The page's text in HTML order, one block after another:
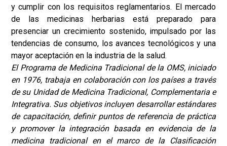
y cumplir con los requisitos reglamentarios. El mercado
de las medicinas herbarias está preparado para
presenciar un crecimiento sostenido, impulsado por las
tendencias de consumo, los avances tecnológicos y una
mayor aceptación en la industria de la salud.
El Programa de Medicina Tradicional de la OMS, iniciado
en 1976, trabaja en colaboración con los países a través
de su Unidad de Medicina Tradicional, Complementaria e
Integrativa. Sus objetivos incluyen desarrollar estándares
de capacitación, definir puntos de referencia de práctica
y promover la integración basada en evidencia de la
medicina tradicional en el marco de la Clasificación